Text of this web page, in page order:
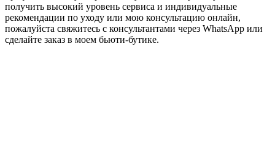
получить высокий уровень сервиса и индивидуальные
рекомендации по уходу или мою консультацию онлайн,
пожалуйста свяжитесь с консультантами через WhatsApp или
сделайте заказ в моем бьюти-бутике.